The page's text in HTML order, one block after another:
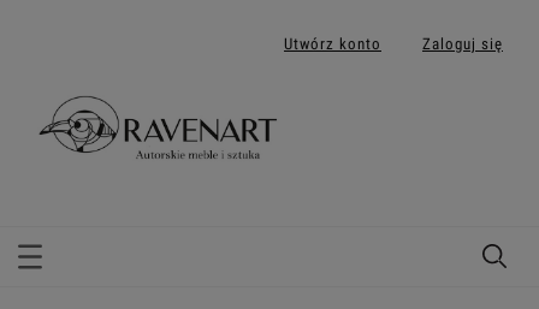
Utwórz konto Zaloguj się